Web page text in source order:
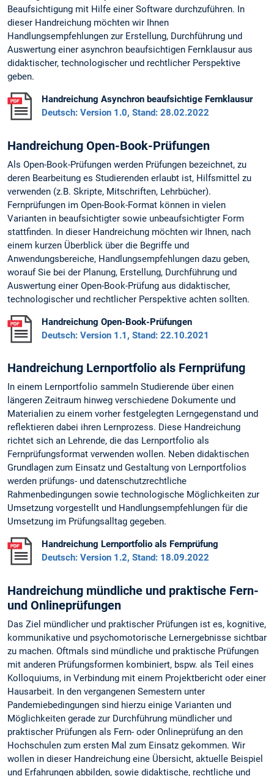
Beaufsichtigung mit Hilfe einer Software durchzuführen. In
dieser Handreichung möchten wir Ihnen
Handlungsempfehlungen zur Erstellung, Durchführung und
Auswertung einer asynchron beaufsichtigen Fernklausur aus
didaktischer, technologischer und rechtlicher Perspektive
geben.
Handreichung Asynchron beaufsichtige Fernklausur
Deutsch: Version 1.0, Stand: 28.02.2022
Handreichung Open-Book-Prüfungen
Als Open-Book-Prüfungen werden Prüfungen bezeichnet, zu
deren Bearbeitung es Studierenden erlaubt ist, Hilfsmittel zu
verwenden (z.B. Skripte, Mitschriften, Lehrbücher).
Fernprüfungen im Open-Book-Format können in vielen
Varianten in beaufsichtigter sowie unbeaufsichtigter Form
stattfinden. In dieser Handreichung möchten wir Ihnen, nach
einem kurzen Überblick über die Begriffe und
Anwendungsbereiche, Handlungsempfehlungen dazu geben,
worauf Sie bei der Planung, Erstellung, Durchführung und
Auswertung einer Open-Book-Prüfung aus didaktischer,
technologischer und rechtlicher Perspektive achten sollten.
Handreichung Open-Book-Prüfungen
Deutsch: Version 1.1, Stand: 22.10.2021
Handreichung Lernportfolio als Fernprüfung
In einem Lernportfolio sammeln Studierende über einen
längeren Zeitraum hinweg verschiedene Dokumente und
Materialien zu einem vorher festgelegten Lerngegenstand und
reflektieren dabei ihren Lernprozess. Diese Handreichung
richtet sich an Lehrende, die das Lernportfolio als
Fernprüfungsformat verwenden wollen. Neben didaktischen
Grundlagen zum Einsatz und Gestaltung von Lernportfolios
werden prüfungs- und datenschutzrechtliche
Rahmenbedingungen sowie technologische Möglichkeiten zur
Umsetzung vorgestellt und Handlungsempfehlungen für die
Umsetzung im Prüfungsalltag gegeben.
Handreichung Lernportfolio als Fernprüfung
Deutsch: Version 1.2, Stand: 18.09.2022
Handreichung mündliche und praktische Fern-
und Onlineprüfungen
Das Ziel mündlicher und praktischer Prüfungen ist es, kognitive,
kommunikative und psychomotorische Lernergebnisse sichtbar
zu machen. Oftmals sind mündliche und praktische Prüfungen
mit anderen Prüfungsformen kombiniert, bspw. als Teil eines
Kolloquiums, in Verbindung mit einem Projektbericht oder einer
Hausarbeit. In den vergangenen Semestern unter
Pandemiebedingungen sind hierzu einige Varianten und
Möglichkeiten gerade zur Durchführung mündlicher und
praktischer Prüfungen als Fern- oder Onlineprüfung an den
Hochschulen zum ersten Mal zum Einsatz gekommen. Wir
wollen in dieser Handreichung eine Übersicht, aktuelle Beispiel
und Erfahrungen abbilden, sowie didaktische, rechtliche und